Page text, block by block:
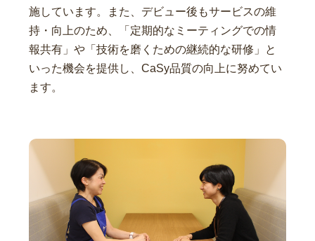
施しています。また、デビュー後もサービスの維
持・向上のため、「定期的なミーティングでの情
報共有」や「技術を磨くための継続的な研修」と
いった機会を提供し、CaSy品質の向上に努めてい
ます。